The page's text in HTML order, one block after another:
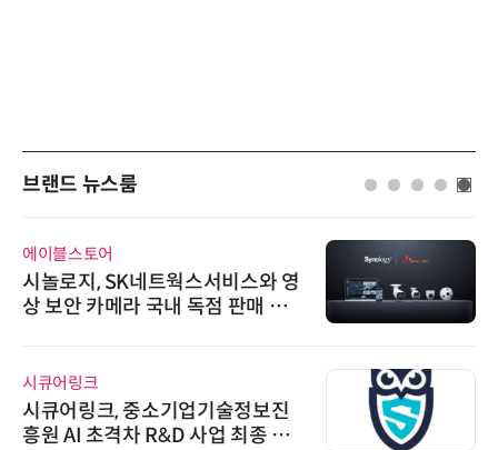
브랜드 뉴스룸
에이블스토어
시놀로지, SK네트웍스서비스와 영
상 보안 카메라 국내 독점 판매 파
시큐어링크
시큐어링크, 중소기업기술정보진
흥원 AI 초격차 R&D 사업 최종 선